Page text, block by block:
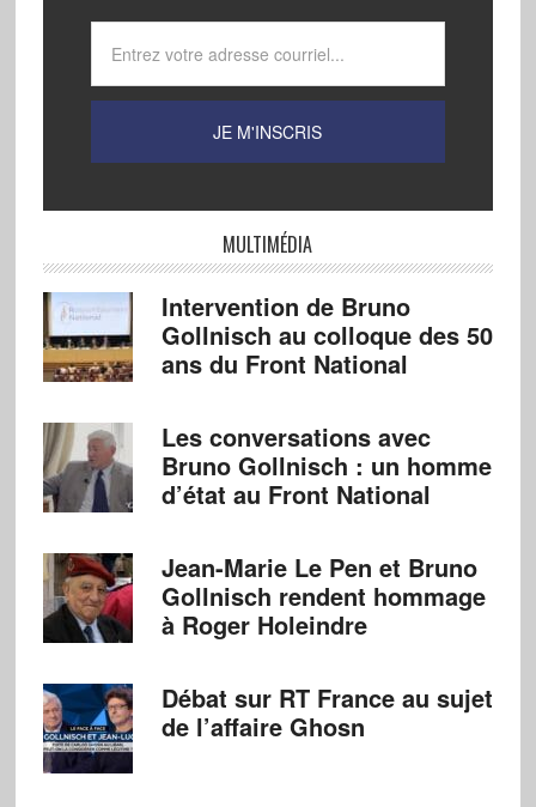
MULTIMÉDIA
Intervention de Bruno
Gollnisch au colloque des 50
ans du Front National
Les conversations avec
Bruno Gollnisch : un homme
d’état au Front National
Jean-Marie Le Pen et Bruno
Gollnisch rendent hommage
à Roger Holeindre
Débat sur RT France au sujet
de l’affaire Ghosn